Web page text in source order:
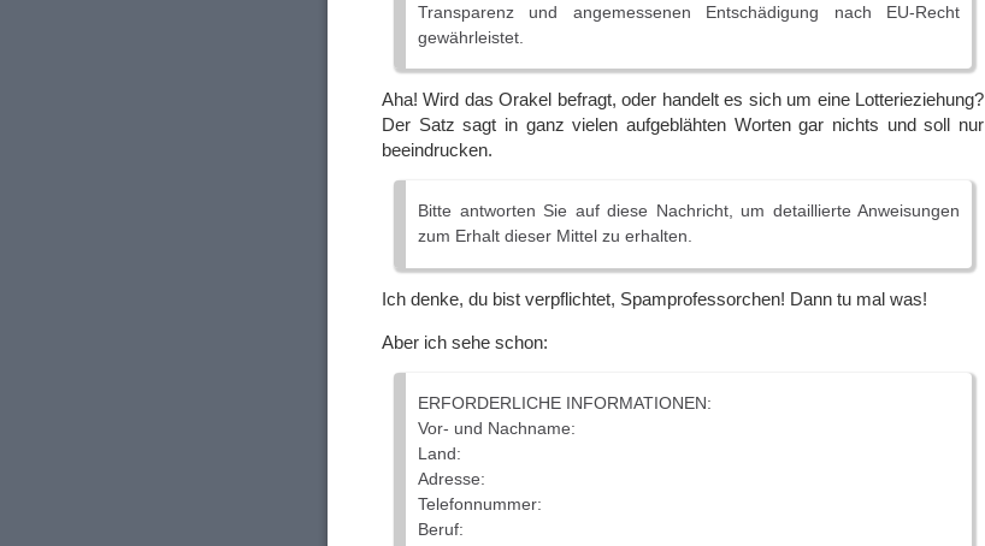
Transparenz und angemessenen Entschädigung nach EU-Recht
gewährleistet.
Aha! Wird das Orakel befragt, oder handelt es sich um eine Lotterieziehung?
Der Satz sagt in ganz vielen aufgeblähten Worten gar nichts und soll nur
beeindrucken.
Bitte antworten Sie auf diese Nachricht, um detaillierte Anweisungen
zum Erhalt dieser Mittel zu erhalten.
Ich denke, du bist verpflichtet, Spamprofessorchen! Dann tu mal was!
Aber ich sehe schon:
ERFORDERLICHE INFORMATIONEN:
Vor- und Nachname:
Land:
Adresse:
Telefonnummer:
Beruf: